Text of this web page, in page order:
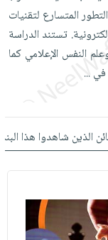
المتسارع لتقنيات
تستند الدراسة
النفس الإعلامي كما
في...
الذين شاهدوا هذا